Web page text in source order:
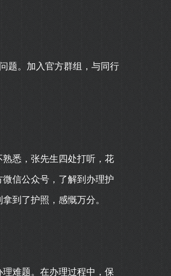
题。加入官方群组，与同行
悉，张先生四处打听，花
信公众号，了解到办理护
到了护照，感慨万分。
难题。在办理过程中，保